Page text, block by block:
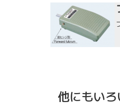
他にもいろ